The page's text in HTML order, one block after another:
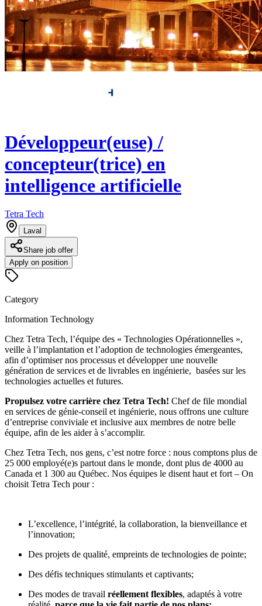
Développeur(euse) /
concepteur(trice) en
intelligence artificielle
Tetra Tech
Laval
Share job offer
Apply on position
Category
Information Technology
Chez Tetra Tech, l’équipe des « Technologies Opérationnelles »,
veille à l’implantation et l’adoption de technologies émergeantes,
afin d’optimiser nos processus et développer une nouvelle
génération de services et de livrables en ingénierie, basées sur les
technologies actuelles et futures.
Propulsez votre carrière chez Tetra Tech! Chef de file mondial
en services de génie-conseil et ingénierie, nous offrons une culture
d’entreprise conviviale et inclusive aux membres de notre belle
équipe, afin de les aider à s’accomplir.
Chez Tetra Tech, nos gens, c’est notre force : nous comptons plus de
25 000 employé(e)s partout dans le monde, dont plus de 4000 au
Canada et 1 300 au Québec. Nos équipes le disent haut et fort – On
choisit Tetra Tech pour :
L’excellence, l’intégrité, la collaboration, la bienveillance et
l’innovation;
Des projets de qualité, empreints de technologies de pointe;
Des défis techniques stimulants et captivants;
Des modes de travail réellement flexibles, adaptés à votre